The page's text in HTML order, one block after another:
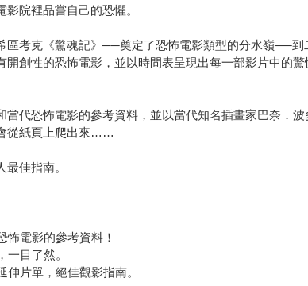
院裡品嘗自己的恐懼。
考克《驚魂記》──奠定了恐怖電影類型的分水嶺──
創性的恐怖電影，並以時間表呈現出每一部影片中的
代恐怖電影的參考資料，並以當代知名插畫家巴奈．
從紙頁上爬出來……
佳指南。
電影的參考資料！
目了然。
片單，絕佳觀影指南。